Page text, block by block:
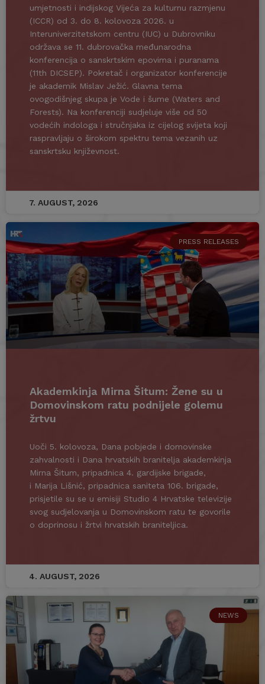
umjetnosti i indijskog Vijeća za kulturnu razmjenu
(ICCR) od 3. do 8. kolovoza 2026. u
Interuniverzitetskom centru (IUC) u Dubrovniku
održava se 11. dubrovačka međunarodna
konferencija o sanskrtskim epovima i puranama
(11th DICSEP). Pokretač i organizator konferencije
je akademik Mislav Ježić. Glavna tema
ovogodišnjeg skupa je Vode i šume (Waters and
Forests). Na konferenciji sudjeluje više od 50
vodećih indologa i stručnjaka iz cijelog svijeta koji
raspravljaju o širokom spektru tema vezanih uz
sanskrtsku književnost.
7. AUGUST, 2026
PRESS RELEASES
Akademkinja Mirna Šitum: Žene su u
Domovinskom ratu podnijele golemu
žrtvu
Uoči 5. kolovoza, Dana pobjede i domovinske
zahvalnosti i Dana hrvatskih branitelja akademkinja
Mirna Šitum, pripadnica 4. gardijske brigade,
i Marija Lišnić, pripadnica saniteta 106. brigade,
prisjetile su se u emisiji Studio 4 Hrvatske televizije
svog sudjelovanja u Domovinskom ratu te govorile
o doprinosu i žrtvi hrvatskih braniteljica.
4. AUGUST, 2026
NEWS